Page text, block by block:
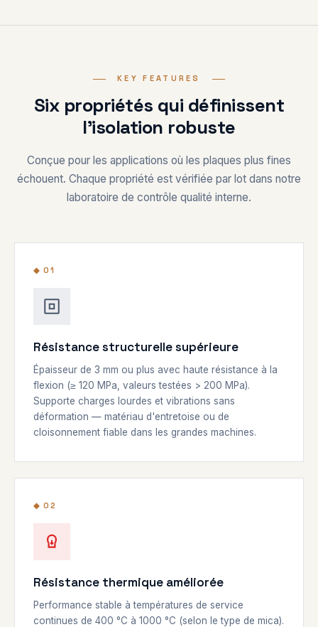
KEY FEATURES
Six propriétés qui définissent
l'isolation robuste
Conçue pour les applications où les plaques plus fines
échouent. Chaque propriété est vérifiée par lot dans notre
laboratoire de contrôle qualité interne.
◆ 01
Résistance structurelle supérieure
Épaisseur de 3 mm ou plus avec haute résistance à la
flexion (≥ 120 MPa, valeurs testées > 200 MPa).
Supporte charges lourdes et vibrations sans
déformation — matériau d'entretoise ou de
cloisonnement fiable dans les grandes machines.
◆ 02
Résistance thermique améliorée
Performance stable à températures de service
continues de 400 °C à 1000 °C (selon le type de mica).